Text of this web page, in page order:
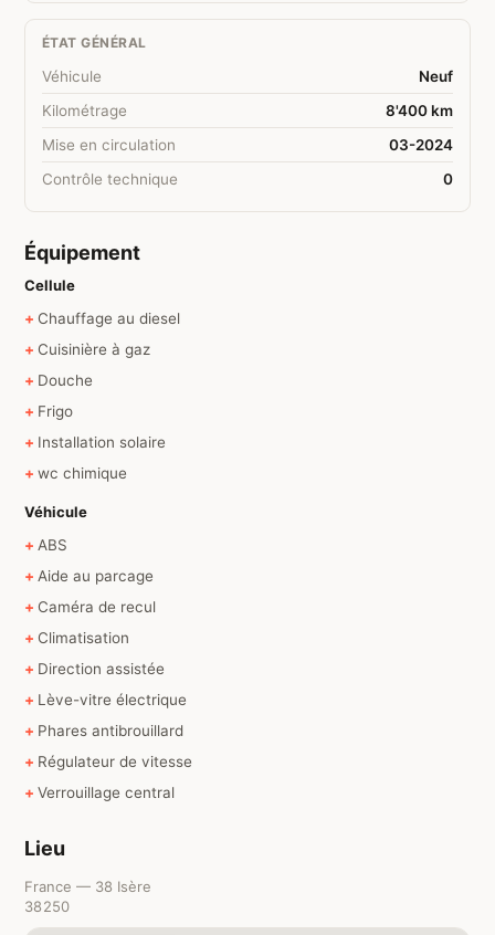
ÉTAT GÉNÉRAL
Véhicule
Neuf
Kilométrage
8'400 km
Mise en circulation
03-2024
Contrôle technique
0
Équipement
Cellule
Chauffage au diesel
Cuisinière à gaz
Douche
Frigo
Installation solaire
wc chimique
Véhicule
ABS
Aide au parcage
Caméra de recul
Climatisation
Direction assistée
Lève-vitre électrique
Phares antibrouillard
Régulateur de vitesse
Verrouillage central
Lieu
France — 38 Isère
38250